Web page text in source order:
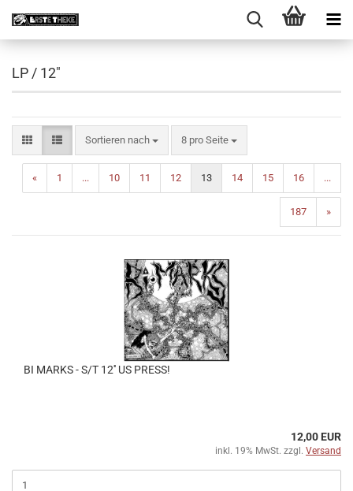
LP / 12"
Sortieren nach
Sortieren nach 8 pro Seite
pro Seite
« 1 ... 10 11 12 13 14 15 16 ...
187 »
BI MARKS - S​/​T 12'' US PRESS!
12,00 EUR
inkl. 19% MwSt. zzgl. Versand